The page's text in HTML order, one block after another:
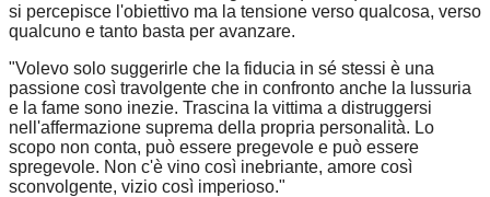
si percepisce l'obiettivo ma la tensione verso qualcosa, verso
qualcuno e tanto basta per avanzare.
"Volevo solo suggerirle che la fiducia in sé stessi è una
passione così travolgente che in confronto anche la lussuria
e la fame sono inezie. Trascina la vittima a distruggersi
nell'affermazione suprema della propria personalità. Lo
scopo non conta, può essere pregevole e può essere
spregevole. Non c'è vino così inebriante, amore così
sconvolgente, vizio così imperioso."